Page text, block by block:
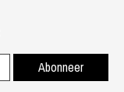
Abonneer